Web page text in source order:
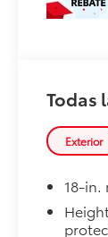
Todas
Exterior
18-in.